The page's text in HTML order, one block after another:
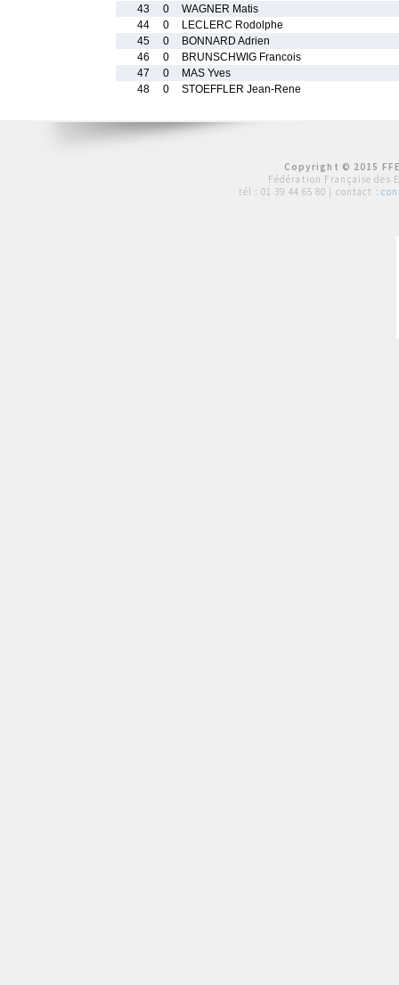
43
0
WAGNER Matis
44
0
LECLERC Rodolphe
45
0
BONNARD Adrien
46
0
BRUNSCHWIG Francois
47
0
MAS Yves
48
0 STOEFFLER Jean-Rene
Copyright © 2015
Fédération Française des
tél : 01 39 44 65 80 | contact :